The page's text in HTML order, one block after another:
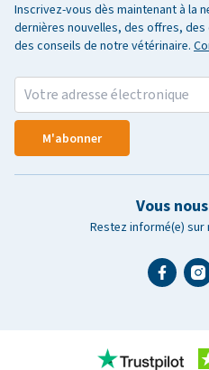
Inscrivez-vous dès maintenant à la
dernières nouvelles, des offres,
des conseils de notre vétérinaire.
M'abonner
Vous
Restez informé(e) sur